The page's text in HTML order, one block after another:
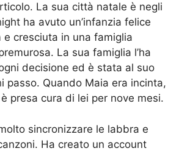
La sua città natale è negli
ha avuto un’infanzia felice
e cresciuta in una famiglia
La sua famiglia l’ha
decisione ed è stata al suo
passo. Quando Maia era incinta,
presa cura di lei per nove mesi.
sincronizzare le labbra e
Ha creato un account